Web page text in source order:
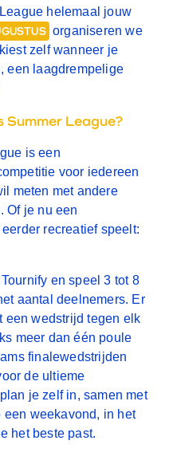
helemaal jouw
organiseren we
zelf wanneer je
een laagdrempelige
Summer League?
is een
voor iedereen
meten met andere
Of je nu een
recreatief speelt:
Tournify en speel3 tot 8
aantal deelnemers. Er
een wedstrijd tegen elk
meer dan één poule
finalewedstrijden
de ultieme
je zelf in, samen met
een weekavond, in het
het beste past.